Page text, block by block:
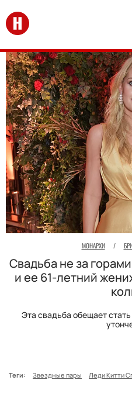
Перейти на главную
МОНАРХИ /
Свадьба не за
и ее 61-летний
Эта свадьба обещает
Теги:
Звездные пары Леди Китти